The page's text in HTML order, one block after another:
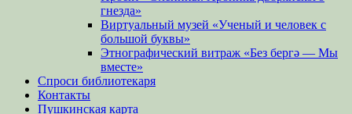
гнезда»
Виртуальный музей «Ученый и человек с
большой буквы»
Этнографический витраж «Без бергə — Мы
вместе»
Спроси библиотекаря
Контакты
Пушкинская карта